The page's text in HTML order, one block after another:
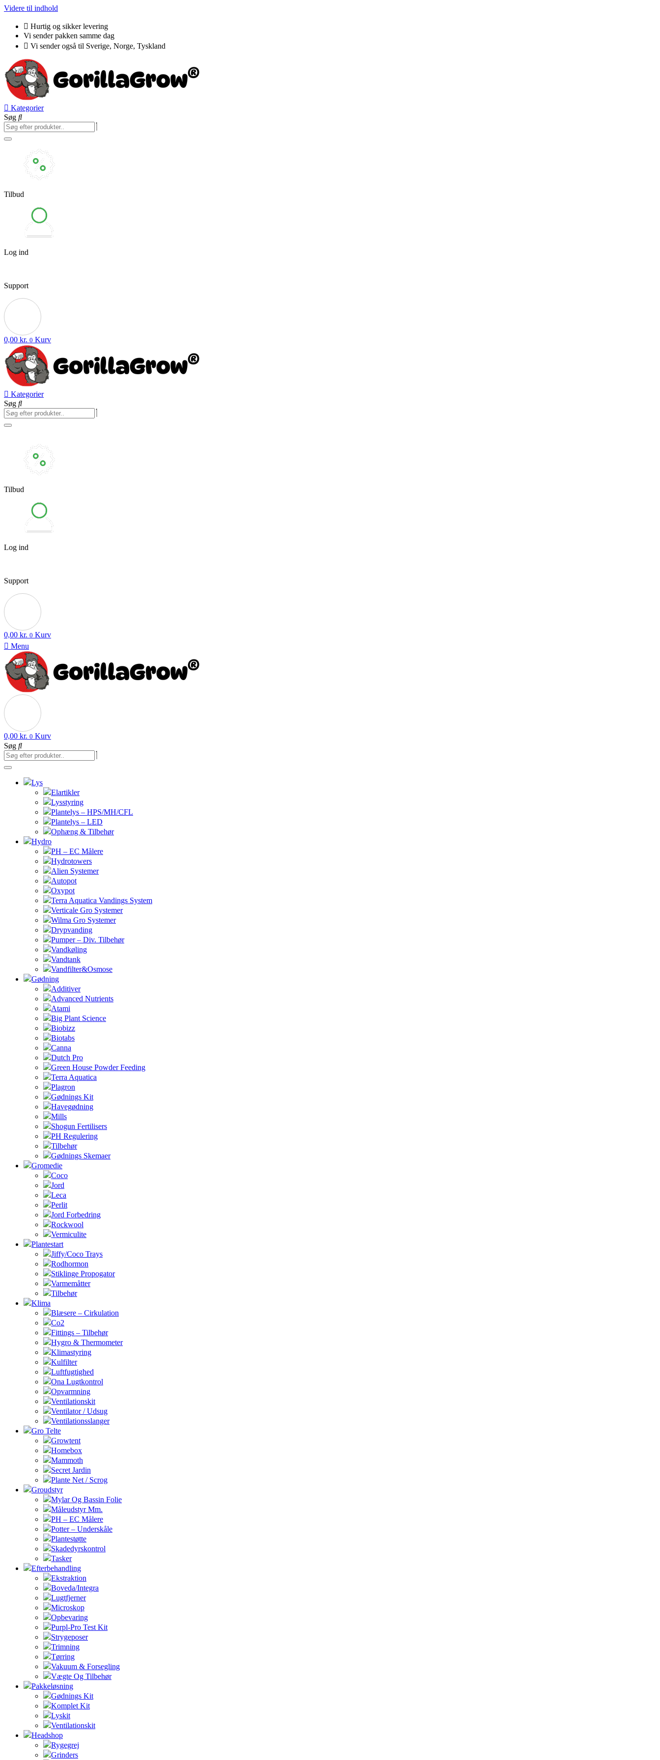
Videre til indhold
Hurtig og sikker levering
Vi sender pakken samme dag
Vi sender også til Sverige, Norge, Tyskland
Kategorier
Søg
Tilbud
Log ind
Support
0,00 kr. 0 Kurv
Kategorier
Søg
Tilbud
Log ind
Support
0,00 kr. 0 Kurv
Menu
0,00 kr. 0 Kurv
Søg
Lys
Elartikler
Lysstyring
Plantelys – HPS/MH/CFL
Plantelys – LED
Ophæng & Tilbehør
Hydro
PH – EC Målere
Hydrotowers
Alien Systemer
Autopot
Oxypot
Terra Aquatica Vandings System
Verticale Gro Systemer
Wilma Gro Systemer
Drypvanding
Pumper – Div. Tilbehør
Vandkøling
Vandtank
Vandfilter&Osmose
Gødning
Additiver
Advanced Nutrients
Atami
Big Plant Science
Biobizz
Biotabs
Canna
Dutch Pro
Green House Powder Feeding
Terra Aquatica
Plagron
Gødnings Kit
Havegødning
Mills
Shogun Fertilisers
PH Regulering
Tilbehør
Gødnings Skemaer
Gromedie
Coco
Jord
Leca
Perlit
Jord Forbedring
Rockwool
Vermiculite
Plantestart
Jiffy/Coco Trays
Rodhormon
Stiklinge Propogator
Varmemåtter
Tilbehør
Klima
Blæsere – Cirkulation
Co2
Fittings – Tilbehør
Hygro & Thermometer
Klimastyring
Kulfilter
Luftfugtighed
Ona Lugtkontrol
Opvarmning
Ventilationskit
Ventilator / Udsug
Ventilationsslanger
Gro Telte
Growtent
Homebox
Mammoth
Secret Jardin
Plante Net / Scrog
Groudstyr
Mylar Og Bassin Folie
Måleudstyr Mm.
PH – EC Målere
Potter – Underskåle
Plantestøtte
Skadedyrskontrol
Tasker
Efterbehandling
Ekstraktion
Boveda/Integra
Lugtfjerner
Microskop
Opbevaring
Purpl-Pro Test Kit
Strygeposer
Trimning
Tørring
Vakuum & Forsegling
Vægte Og Tilbehør
Pakkeløsning
Gødnings Kit
Komplet Kit
Lyskit
Ventilationskit
Headshop
Rygegrej
Grinders